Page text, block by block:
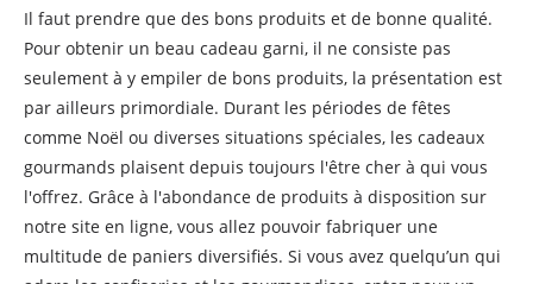
Il faut prendre que des bons produits et de bonne qualité.
Pour obtenir un beau cadeau garni, il ne consiste pas
seulement à y empiler de bons produits, la présentation est
par ailleurs primordiale. Durant les périodes de fêtes
comme Noël ou diverses situations spéciales, les cadeaux
gourmands plaisent depuis toujours l'être cher à qui vous
l'offrez. Grâce à l'abondance de produits à disposition sur
notre site en ligne, vous allez pouvoir fabriquer une
multitude de paniers diversifiés. Si vous avez quelqu’un qui